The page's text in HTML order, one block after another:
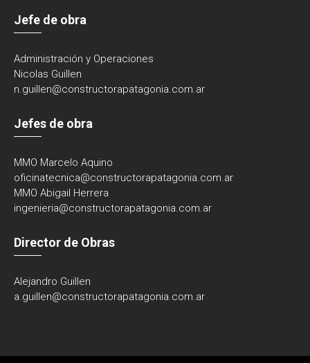
Jefe de obra
Administración y Operaciones
Nicolas Guillen
n.guillen@constructorapatagonia.com.ar
Jefes de obra
MMO Marcelo Aquino
oficinatecnica@constructorapatagonia.com.ar
MMO Abigail Herrera
ingenieria@constructorapatagonia.com.ar
Director de Obras
Alejandro Guillen
a.guillen@constructorapatagonia.com.ar